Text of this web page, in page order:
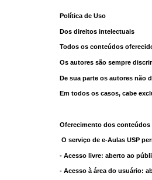
Política de Uso
Dos direitos intelectuais
Todos os conteúdos
Os autores são sempre
De sua parte os autores não
Em todos os casos, cabe
Oferecimento dos conteúdos
O serviço de e-Aulas USP
- Acesso livre: aberto ao
- Acesso à área do usuário: